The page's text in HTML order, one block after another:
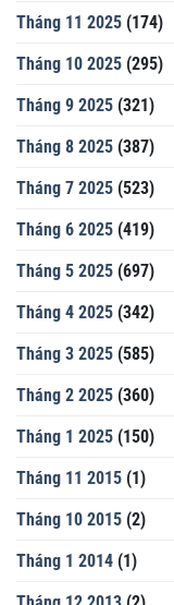
Tháng 11 2025 (174)
Tháng 10 2025 (295)
Tháng 9 2025 (321)
Tháng 8 2025 (387)
Tháng 7 2025 (523)
Tháng 6 2025 (419)
Tháng 5 2025 (697)
Tháng 4 2025 (342)
Tháng 3 2025 (585)
Tháng 2 2025 (360)
Tháng 1 2025 (150)
Tháng 11 2015 (1)
Tháng 10 2015 (2)
Tháng 1 2014 (1)